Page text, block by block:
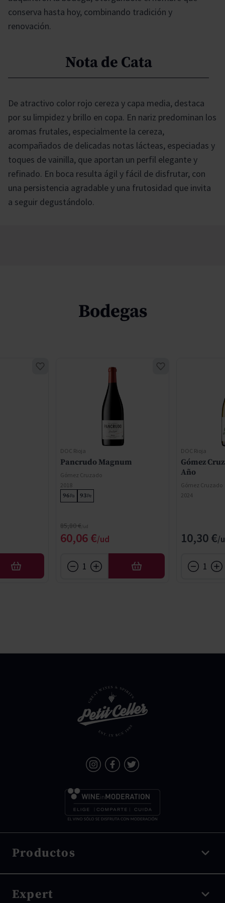
conserva hasta hoy, combinando tradición y
renovación.
Nota de Cata
De atractivo color rojo cereza y capa media, destaca
por su limpidez y brillo en copa. En nariz predominan los
aromas frutales, especialmente la cereza,
acompañados de delicadas notas lácteas, especiadas y
toques de vainilla, que aportan un perfil elegante y
refinado. En boca resulta ágil y fácil de disfrutar, con
una persistencia agradable y una frutosidad que invita
a seguir degustándolo.
Bodegas
AÑADIR
DOC Rioja
Pancrudo Magnum
Gómez Cruzado
2018
96Pa 93Pe
Precio especial
60,06 €
Precio normal
85,80 €
AÑADIR
DOC Rioja
Gómez
Año
Gómez Cruzado
2024
10,30 €
Productos
Vino blanco
Expert